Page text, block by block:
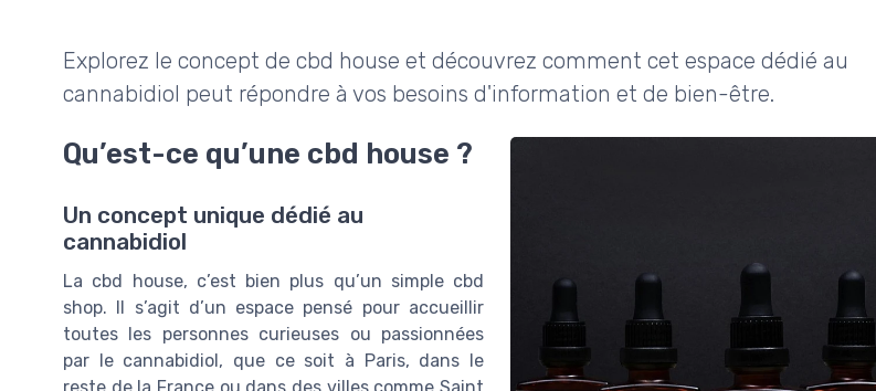
Explorez le concept de cbd house et découvrez comment cet espace dédié au
cannabidiol peut répondre à vos besoins d'information et de bien-être.
Qu’est-ce qu’une cbd house ?
Un concept unique dédié au
cannabidiol
La cbd house, c’est bien plus qu’un simple cbd
shop. Il s’agit d’un espace pensé pour accueillir
toutes les personnes curieuses ou passionnées
par le cannabidiol, que ce soit à Paris, dans le